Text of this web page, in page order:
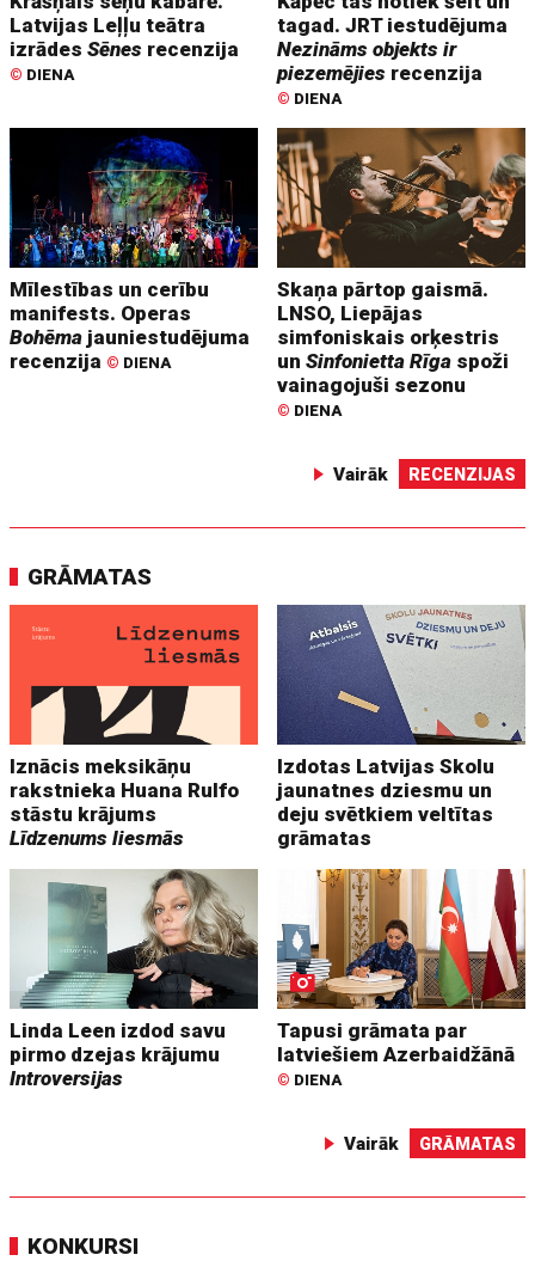
Latvijas Leļļu teātra
izrādesSēnes recenzija
© DIENA
tagad. JRT iestudējuma
Nezināms objekts ir
piezemējies recenzija
© DIENA
Mīlestības un cerību
manifests. Operas
Bohēma jauniestudējuma
recenzija © DIENA
Skaņa pārtop gaismā.
LNSO, Liepājas
simfoniskais orķestris
unSinfonietta Rīga spoži
vainagojuši sezonu
© DIENA
Vairāk RECENZIJAS
GRĀMATAS
Iznācis meksikāņu
rakstnieka Huana Rulfo
stāstu krājums
Līdzenums liesmās
Izdotas Latvijas Skolu
jaunatnes dziesmu un
deju svētkiem veltītas
grāmatas
Linda Leen izdod savu
pirmo dzejas krājumu
Introversijas
Tapusi grāmata par
latviešiem Azerbaidžānā
© DIENA
Vairāk GRĀMATAS
KONKURSI